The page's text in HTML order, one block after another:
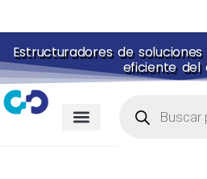
Estructuradores de
eficiente del